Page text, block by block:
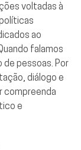
voltadas à
ao
falamos
pessoas. Por
diálogo e
compreenda
e